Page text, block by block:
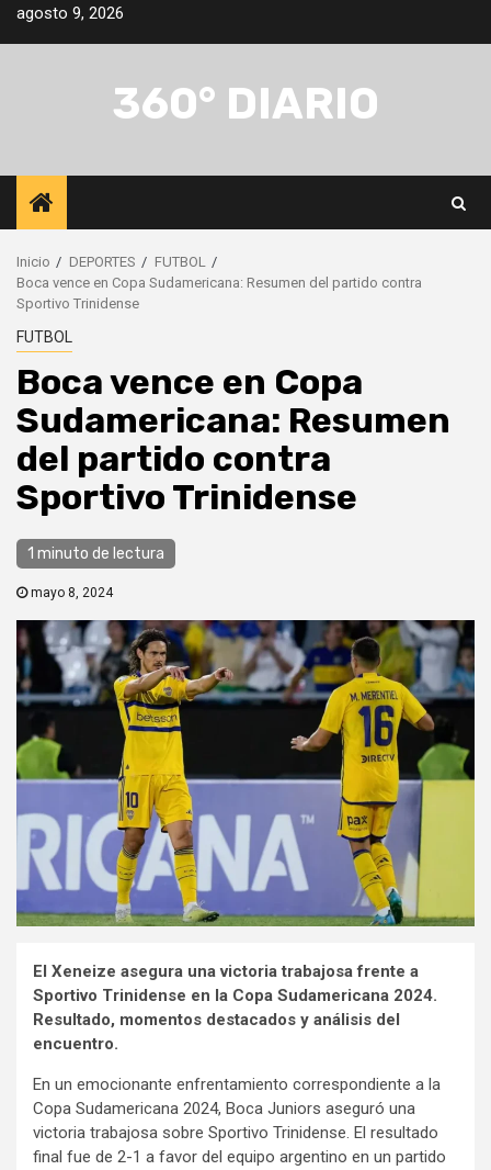
Saltar
agosto 9, 2026
360° DIARIO
Inicio DEPORTES
FUTBOL
Boca vence en Copa Sudamericana: Resumen del partido contra
Sportivo Trinidense
FUTBOL
Boca vence en Copa
Sudamericana: Resumen
del partido contra
Sportivo Trinidense
1 minuto de lectura
mayo 8, 2024
El Xeneize asegura una victoria trabajosa frente a
Sportivo Trinidense en la Copa Sudamericana 2024.
Resultado, momentos destacados y análisis del
encuentro.
En un emocionante enfrentamiento correspondiente a la
Copa Sudamericana 2024, Boca Juniors aseguró una
victoria trabajosa sobre Sportivo Trinidense. El resultado
final fue de 2-1 a favor del equipo argentino en un partido